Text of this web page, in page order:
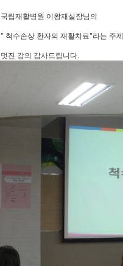
국립재활병원 이왕재실장님의
" 척수손상 환자의 재활치료"라는 주
멋진 강의 감사드립니다.